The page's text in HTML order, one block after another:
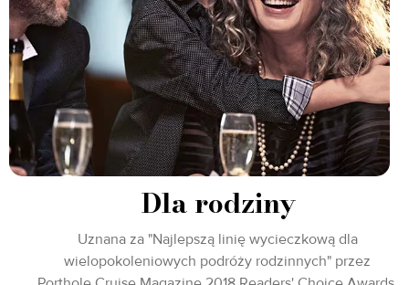
Dla rodziny
Uznana za "Najlepszą linię wycieczkową dla
wielopokoleniowych podróży rodzinnych" przez